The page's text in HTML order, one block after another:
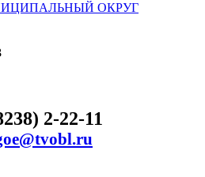
ОКРУГ
2-22-11